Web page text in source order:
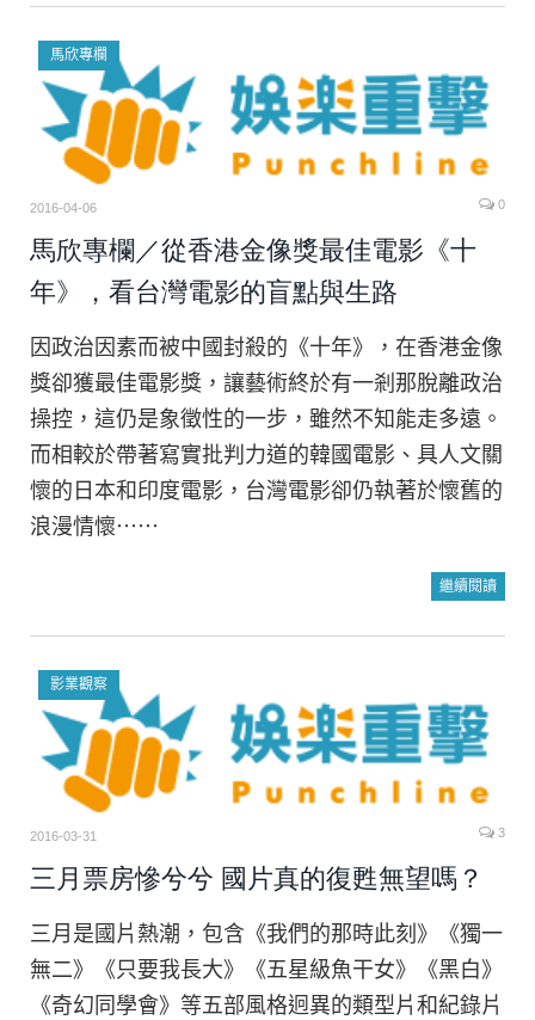
馬欣專欄
2016-04-06 0
馬欣專欄／從香港金像獎最佳電影《十
年》，看台灣電影的盲點與生路
因政治因素而被中國封殺的《十年》，在香港金像
獎卻獲最佳電影獎，讓藝術終於有一剎那脫離政治
操控，這仍是象徵性的一步，雖然不知能走多遠。
而相較於帶著寫實批判力道的韓國電影、具人文關
懷的日本和印度電影，台灣電影卻仍執著於懷舊的
浪漫情懷⋯⋯
繼續閱讀
影業觀察
2016-03-31 3
三月票房慘兮兮 國片真的復甦無望嗎？
三月是國片熱潮，包含《我們的那時此刻》《獨一
無二》《只要我長大》《五星級魚干女》《黑白》
《奇幻同學會》等五部風格迥異的類型片和紀錄片